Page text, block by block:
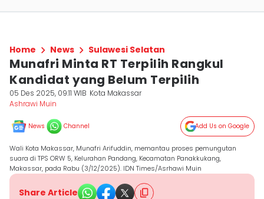
Home News Sulawesi Selatan
Munafri Minta RT Terpilih Rangkul
Kandidat yang Belum Terpilih
05 Des 2025, 09:11 WIB Kota Makassar
Ashrawi Muin
News Channel Add Us on Google
Wali Kota Makassar, Munafri Arifuddin, memantau proses pemungutan
suara di TPS ORW 5, Kelurahan Pandang, Kecamatan Panakkukang,
Makassar, pada Rabu (3/12/2025). IDN Times/Asrhawi Muin
Share Article